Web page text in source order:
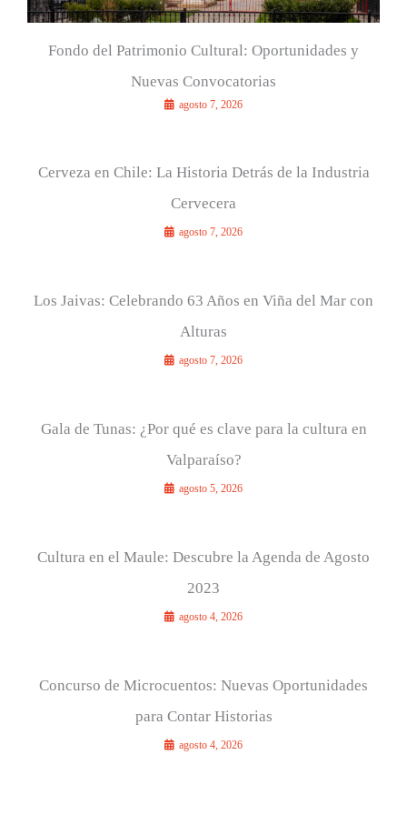
Fondo del Patrimonio Cultural: Oportunidades y
Nuevas Convocatorias
agosto 7, 2026
Cerveza en Chile: La Historia Detrás de la Industria
Cervecera
agosto 7, 2026
Los Jaivas: Celebrando 63 Años en Viña del Mar con
Alturas
agosto 7, 2026
Gala de Tunas: ¿Por qué es clave para la cultura en
Valparaíso?
agosto 5, 2026
Cultura en el Maule: Descubre la Agenda de Agosto
2023
agosto 4, 2026
Concurso de Microcuentos: Nuevas Oportunidades
para Contar Historias
agosto 4, 2026